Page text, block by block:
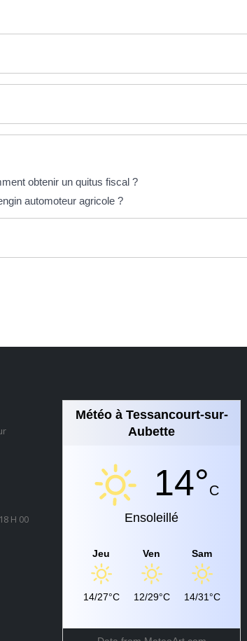
obtenir un quitus fiscal ?
automoteur agricole ?
H 00
Météo à Tessancourt-sur-
Aubette
14°C
Ensoleillé
Jeu
14/27°C
Ven
12/29°C
Sam
14/31°C